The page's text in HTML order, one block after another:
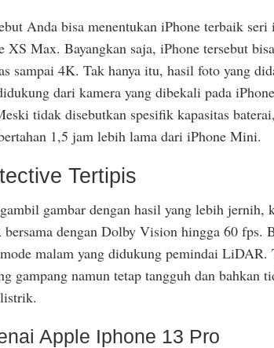
Anda bisa menentukan iPhone terbaik seri
XS Max. Bayangkan saja, iPhone tersebut
sampai 4K. Tak hanya itu, hasil foto yang
dari kamera yang dibekali pada
tidak disebutkan spesifik kapasitas
1,5 jam lebih lama dari iPhone Mini.
Tertipis
gambar dengan hasil yang lebih jernih,
dengan Dolby Vision hingga 60 fps.
malam yang didukung pemindai LiDAR.
gampang namun tetap tangguh dan bahkan
Apple Iphone 13 Pro